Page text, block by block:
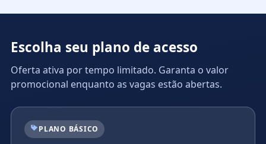
Escolha seu plano de acesso
Oferta ativa por tempo limitado. Garanta o valor
promocional enquanto as vagas estão abertas.
PLANO BÁSICO